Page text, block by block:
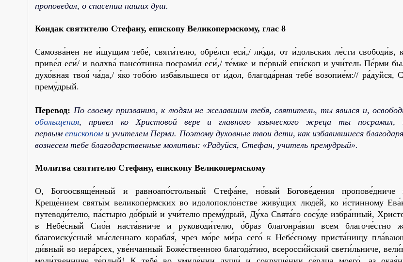
проповедал, о спасении наших душ.
Кондак святителю Стефану, епископу Великопермскому, глас 8
Самозва́нен не и́щущим тебе́, святи́телю, обре́лся еси́,/ лю́ди, от и́дольския ле́сти свободи́в,
приве́л еси́/ и волхва́ пансо́тника посрами́л еси́,/ те́мже и пе́рвый епи́скоп и учи́тель Пе́рми
духо́вная твоя́ ча́да,/ я́ко тобо́ю изба́вльшеся от и́дол, благода́рная тебе́ возопие́м:// ра́дуйся,
прему́дрый.
Перевод: По своему призванию, к людям не желавшим тебя, святитель, ты явился и,
обольщения, привел ко Христовой вере и главного языческого жреца ты
первым епископом и учителем Перми. Поэтому духовные твои дети, как избавившиеся
вознесем тебе благодарственные молитвы: «Радуйся, Стефан, учитель премудрый».
Молитва святителю Стефану, епископу Великопермскому
О, Богоосвяще́нный и равноапо́стольный Стефа́не, но́вый Богове́дения пропове́дниче
Креще́нием святы́м великопе́рмских во идолопокло́нстве живу́щих люде́й, ко и́стинному
путеводи́телю, па́стырю до́брый и учи́телю прему́дрый, Ду́ха Свята́го сосу́де избра́нный,
в Небе́сный Сио́н наста́вниче и руководи́телю, о́браз благонра́вия всем благоче́стно
благоиску́сный мы́сленнаго корабля́, чрез мо́ре ми́ра сего́ к Небе́сному приста́нищу
ди́вный во иера́рсех, уве́нчанный Боже́ственною благода́тию, всеросси́йский свети́льниче,